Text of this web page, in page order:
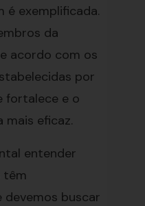
é exemplificada.
da
acordo com os
por
fortalece e o
eficaz.
entender
têm
devemos buscar